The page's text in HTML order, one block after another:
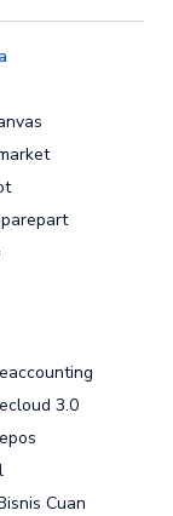
3.0
Cuan